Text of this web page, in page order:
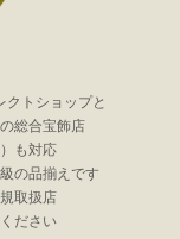
トショップと
総合宝飾店
も対応
の品揃えです
取扱店
ださい